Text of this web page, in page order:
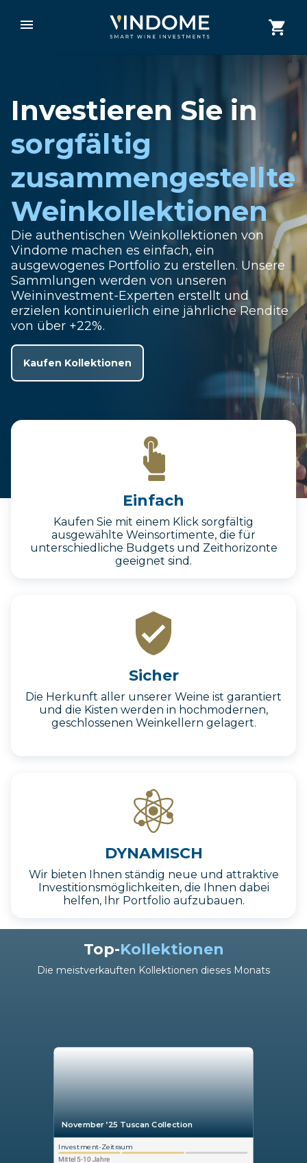
Investieren Sie in
sorgfältig
zusammengestellte
Weinkollektionen
Die authentischen Weinkollektionen von
Vindome machen es einfach, ein
ausgewogenes Portfolio zu erstellen. Unsere
Sammlungen werden von unseren
Weininvestment-Experten erstellt und
erzielen kontinuierlich eine jährliche Rendite
von über +22%.
Kaufen Kollektionen
Einfach
Kaufen Sie mit einem Klick sorgfältig
ausgewählte Weinsortimente, die für
unterschiedliche Budgets und Zeithorizonte
geeignet sind.
Sicher
Die Herkunft aller unserer Weine ist garantiert
und die Kisten werden in hochmodernen,
geschlossenen Weinkellern gelagert.
DYNAMISCH
Wir bieten Ihnen ständig neue und attraktive
Investitionsmöglichkeiten, die Ihnen dabei
helfen, Ihr Portfolio aufzubauen.
Top-Kollektionen
Die meistverkauften Kollektionen dieses Monats
November ’25 Tuscan Collection
Investment-Zeitraum
Mittel 5-10 Jahre